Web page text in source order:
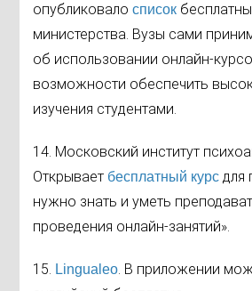
опубликовалосписок
министерства. Вузы сами
об использовании онлайн-
возможности обеспечить
изучения студентами.
14. Московский институт
Открывает бесплатный курс для
нужно знать и уметь
проведения онлайн-занятий».
15. Lingualeo. В приложении